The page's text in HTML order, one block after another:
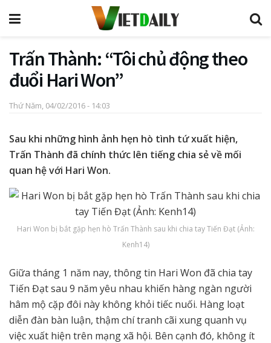
Trấn Thành: “Tôi chủ động theo
đuổi Hari Won”
Thứ Năm, 04/02/2016 - 14:03
Sau khi những hình ảnh hẹn hò tình tứ xuất hiện,
Trấn Thành đã chính thức lên tiếng chia sẻ về mối
quan hệ với Hari Won.
Hari Won bị bắt gặp hẹn hò Trấn Thành sau khi chia tay Tiến Đạt (Ảnh:
Kenh14)
Giữa tháng 1 năm nay, thông tin Hari Won đã chia tay
Tiến Đạt sau 9 năm yêu nhau khiến hàng ngàn người
hâm mộ cặp đôi này không khỏi tiếc nuối. Hàng loạt
diễn đàn bàn luận, thậm chí tranh cãi xung quanh vụ
việc xuất hiện trên mạng xã hội. Bên cạnh đó, không ít